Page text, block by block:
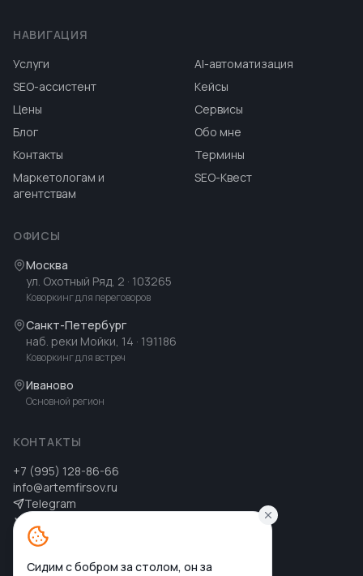
НАВИГАЦИЯ
Услуги
AI-автоматизация
SEO-ассистент
Кейсы
Цены
Сервисы
Блог
Обо мне
Контакты
Термины
Маркетологам и
агентствам
SEO-Квест
ОФИСЫ
Москва
ул. Охотный Ряд, 2 · 103265
Коворкинг для переговоров
Санкт-Петербург
наб. реки Мойки, 14 · 191186
Коворкинг для встреч
Иваново
Основной регион
КОНТАКТЫ
+7 (995) 128-86-66
info@artemfirsov.ru
Telegram
MAX MAX
Сидим с бобром за столом, он за